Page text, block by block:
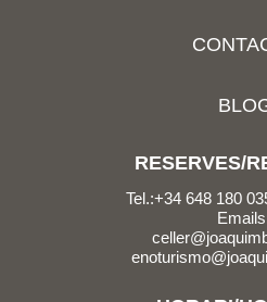
RESERVES/
Tel.:+34 648 180